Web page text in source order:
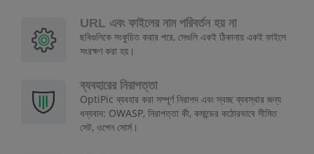
URL এবং ফাইলের নাম পরিবর্তন হয় না
ছবিগুলিকে সংকুচিত করার পরে, সেগুলি একই ঠিকানায় একই ফাইলে
সংরক্ষণ করা হয়।
ব্যবহারের নিরাপত্তা
OptiPic ব্যবহার করা সম্পূর্ণ নিরাপদ এবং স্বচ্ছ ব্যবস্থার জন্য
ধন্যবাদ: OWASP, নিরাপত্তা কী, কমান্ডের কঠোরভাবে সীমিত
সেট, ওপেন সোর্স।